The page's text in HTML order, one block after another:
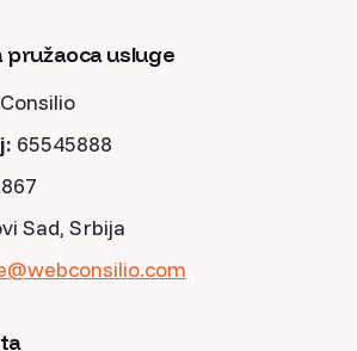
pružaoca usluge
65545888
Sad, Srbija